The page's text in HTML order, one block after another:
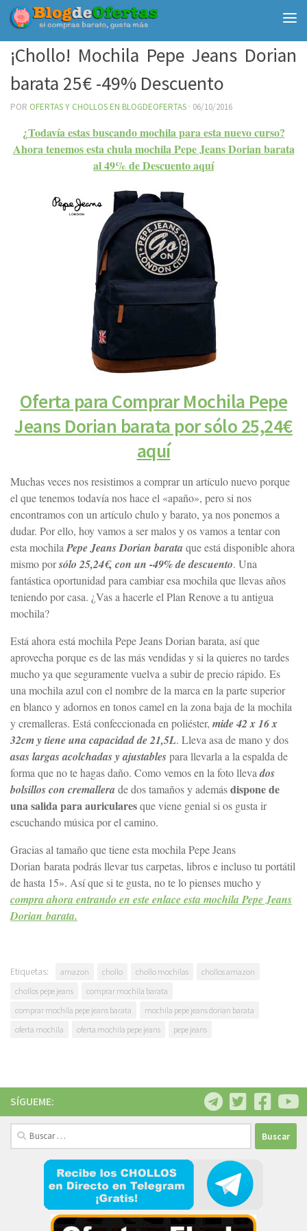
Debajo del contenido
¡Chollo! Mochila Pepe Jeans Dorian
barata 25€ -49% Descuento
POR OFERTAS Y CHOLLOS EN BLOGDEOFERTAS · 06/10/2016
¿Todavía estas buscando mochila para esta nuevo curso?
Ahora tenemos esta chula mochila Pepe Jeans Dorian barata
al 49% de Descuento aquí
Oferta para Comprar Mochila Pepe
Jeans Dorian barata por sólo 25,24€
aquí
Muchas veces nos resistimos a comprar un artículo nuevo porque
el que tenemos todavía nos hace el «apaño», pero si nos
encontramos con un artículo chulo y barato, ya nos ponemos a
dudar. Por ello, hoy vamos a ser malos y os vamos a tentar con
esta mochilaPepe Jeans Dorian barata que está disponible ahora
mismo porsólo 25,24€, con un -49% de descuento. Una
fantástica oportunidad para cambiar esa mochila que llevas años
teniendo por casa. ¿Vas a hacerle el Plan Renove a tu antigua
mochila?
Está ahora está mochila Pepe Jeans Dorian barata, así que
aprovecha porque es de las más vendidas y si la quieres no tardes
mucho ya que seguramente vuelva a subir de precio rápido. Es
una mochila azul con el nombre de la marca en la parte superior
en blanco y adornos en tonos camel en la zona baja de la mochila
y cremalleras. Está confeccionada en poliéster, mide 42 x 16 x
32cm y tiene una capacidad de 21,5L. Lleva asa de mano y dos
asas largas acolchadas y ajustablespara llevarla a la espalda de
forma que no te hagas daño. Como vemos en la foto llevados
bolsillos con cremallera de dos tamaños y ademásdispone de
una salida para auricularesque viene genial si os gusta ir
escuchando música por el camino.
Gracias al tamaño que tiene esta mochila Pepe Jeans
Dorian barata podrás llevar tus carpetas, libros e incluso tu portátil
de hasta 15». Así que si te gusta, no te lo pienses mucho y
compra ahora entrando en este enlace esta mochila Pepe Jeans
Dorian barata.
Etiquetas: amazon chollo chollo mochilas
chollos amazon
chollos pepe jeans
comprar mochila barata
comprar mochila pepe jeans barata
mochila pepe jeans dorian barata
oferta mochila
oferta mochila pepe jeans pepe jeans
SÍGUEME:
Buscar: